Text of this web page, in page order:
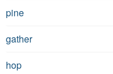
pine
gather
hop